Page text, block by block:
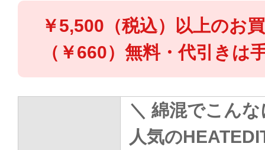
￥5,500（税込）以上のお
（￥660）無料・代引きは
＼ 綿混でこん
人気の